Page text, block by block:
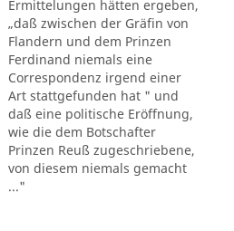
Ermittelungen hätten ergeben,
„daß zwischen der Gräfin von
Flandern und dem Prinzen
Ferdinand niemals eine
Correspondenz irgend einer
Art stattgefunden hat " und
daß eine politische Eröffnung,
wie die dem Botschafter
Prinzen Reuß zugeschriebene,
von diesem niemals gemacht
..."